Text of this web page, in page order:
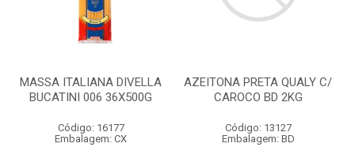
MASSA ITALIANA DIVELLA
BUCATINI 006 36X500G
Código: 16177
Embalagem: CX
AZEITONA PRETA QUALY C/
CAROCO BD 2KG
Código: 13127
Embalagem: BD